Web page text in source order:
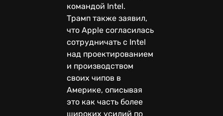
командой Intel.
Трамп также заявил,
что Apple согласилась
сотрудничать с Intel
над проектированием
и производством
своих чипов в
Америке, описывая
это как часть более
широких усилий по